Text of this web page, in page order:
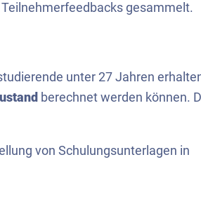
gesammelt.
unter 27 Jahren
berechnet werden können.
von Schulungsunterlagen in